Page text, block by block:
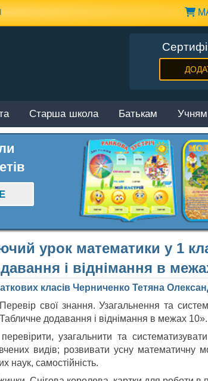
Старша школа Батькам Учням
урок математики у 1
і віднімання в
класів Черниченко Тетяна
свої знання. Узагальнення та
додавання і віднімання в межах 10».
перевірити, узагальнити та
видів; розвивати усну математичну
наук, самостійність.